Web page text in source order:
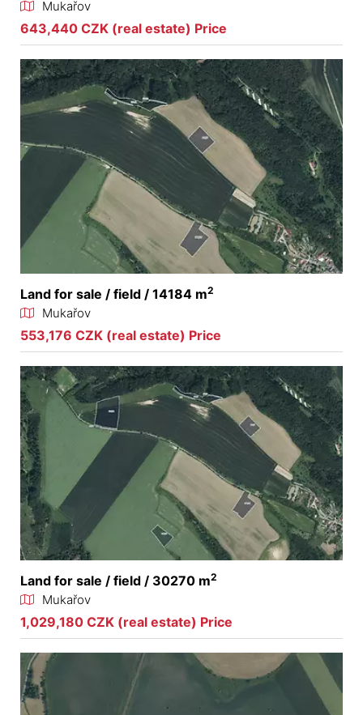
Mukařov
643,440 CZK (real estate) Price
Land for sale / field / 14184 m2
Mukařov
553,176 CZK (real estate) Price
Land for sale / field / 30270 m2
Mukařov
1,029,180 CZK (real estate) Price